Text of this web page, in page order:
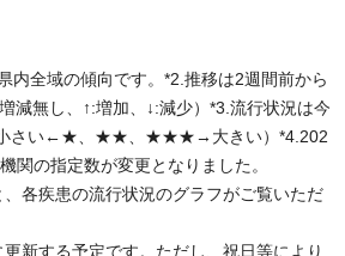
内全域の傾向です。*2.推移は2週間前から
減無し、↑:増加、↓:減少）*3.流行状況は今
(小さい←★、★★、★★★→大きい）*4.202
関の指定数が変更となりました。
各疾患の流行状況のグラフがご覧いただ
新する予定です。ただし、祝日等により